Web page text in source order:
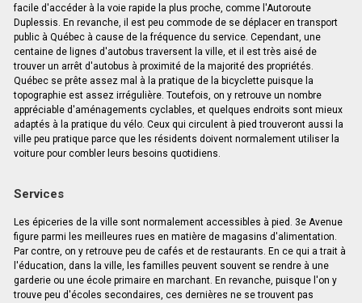
facile d'accéder à la voie rapide la plus proche, comme l'Autoroute
Duplessis. En revanche, il est peu commode de se déplacer en transport
public à Québec à cause de la fréquence du service. Cependant, une
centaine de lignes d'autobus traversent la ville, et il est très aisé de
trouver un arrêt d'autobus à proximité de la majorité des propriétés.
Québec se prête assez mal à la pratique de la bicyclette puisque la
topographie est assez irrégulière. Toutefois, on y retrouve un nombre
appréciable d'aménagements cyclables, et quelques endroits sont mieux
adaptés à la pratique du vélo. Ceux qui circulent à pied trouveront aussi la
ville peu pratique parce que les résidents doivent normalement utiliser la
voiture pour combler leurs besoins quotidiens.
Services
Les épiceries de la ville sont normalement accessibles à pied. 3e Avenue
figure parmi les meilleures rues en matière de magasins d'alimentation.
Par contre, on y retrouve peu de cafés et de restaurants. En ce qui a trait à
l'éducation, dans la ville, les familles peuvent souvent se rendre à une
garderie ou une école primaire en marchant. En revanche, puisque l'on y
trouve peu d'écoles secondaires, ces dernières ne se trouvent pas